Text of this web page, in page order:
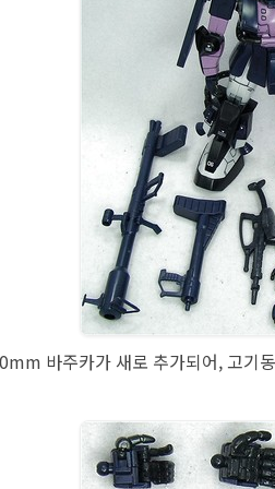
바주카가 새로 추가되어, 고기